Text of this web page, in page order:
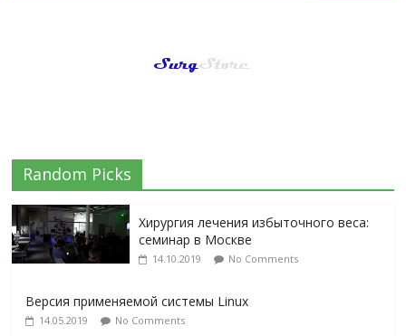
Random Picks
Хирургия лечения избыточного веса:
семинар в Москве
14.10.2019 No Comments
Версия применяемой системы Linux
14.05.2019 No Comments